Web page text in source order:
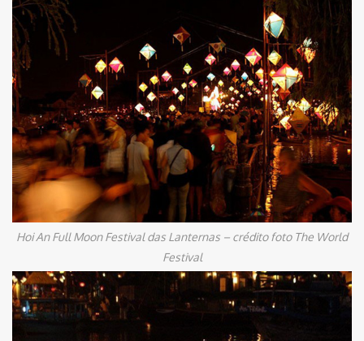
Hoi An Full Moon Festival das Lanternas – crédito foto The World
Festival